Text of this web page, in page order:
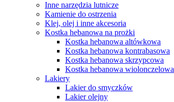
Inne narzędzia lutnicze
Kamienie do ostrzenia
Klej, olej i inne akcesoria
Kostka hebanowa na prożki
Kostka hebanowa altówkowa
Kostka hebanowa kontrabasowa
Kostka hebanowa skrzypcowa
Kostka hebanowa wiolonczelowa
Lakiery
Lakier do smyczków
Lakier olejny